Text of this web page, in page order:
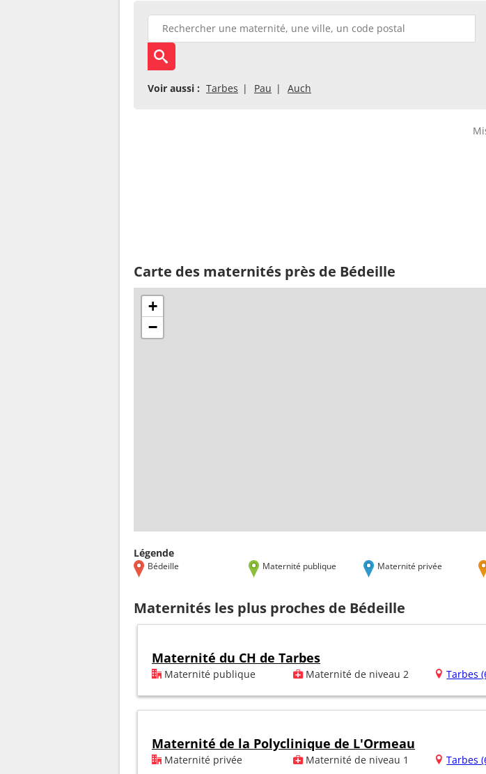
Voir aussi : Tarbes Pau Auch
Carte des maternités près de Bédeille
+
−
Légende
Bédeille Maternité publique Maternité privée
Maternités les plus proches de Bédeille
Maternité du CH de Tarbes
Maternité publique Maternité de niveau 2 Tarbes
Maternité de la Polyclinique de L'Ormeau
Maternité privée Maternité de niveau 1 Tarbes